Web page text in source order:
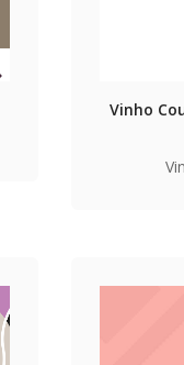
Vinho